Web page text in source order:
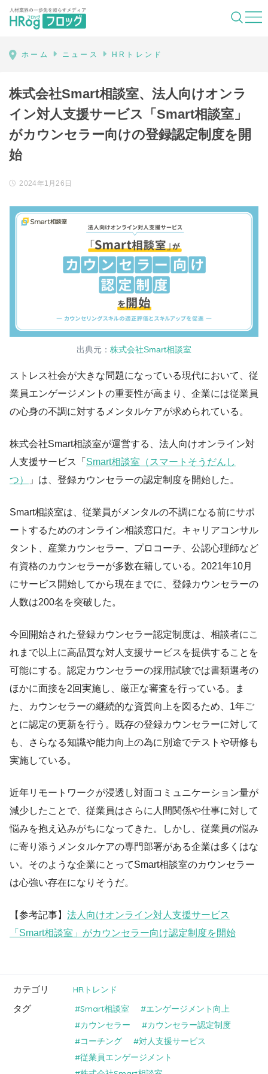
HRog | 人材業界の一歩先を照らすメディ
ホーム ニュース HRトレンド
株式会社Smart相談室、法人向けオンラ
イン対人支援サービス「Smart相談室」
がカウンセラー向けの登録認定制度を開
始
2024年1月26日
出典元： 株式会社Smart相談室
ストレス社会が大きな問題になっている現代において、従
業員エンゲージメントの重要性が高まり、企業には従業員
の心身の不調に対するメンタルケアが求められている。
株式会社Smart相談室が運営する、法人向けオンライン対
人支援サービス「 Smart相談室（スマートそうだんし
つ）
」は、登録カウンセラーの認定制度を開始した。
Smart相談室は、従業員がメンタルの不調になる前にサポ
ートするためのオンライン相談窓口だ。キャリアコンサル
タント、産業カウンセラー、プロコーチ、公認心理師など
有資格のカウンセラーが多数在籍している。2021年10月
にサービス開始してから現在までに、登録カウンセラーの
人数は200名を突破した。
今回開始された登録カウンセラー認定制度は、相談者にこ
れまで以上に高品質な対人支援サービスを提供することを
可能にする。認定カウンセラーの採用試験では書類選考の
ほかに面接を2回実施し、厳正な審査を行っている。ま
た、カウンセラーの継続的な資質向上を図るため、1年ご
とに認定の更新を行う。既存の登録カウンセラーに対して
も、さらなる知識や能力向上の為に別途でテストや研修も
実施している。
近年リモートワークが浸透し対面コミュニケーション量が
減少したことで、従業員はさらに人間関係や仕事に対して
悩みを抱え込みがちになってきた。しかし、従業員の悩み
に寄り添うメンタルケアの専門部署がある企業は多くはな
い。そのような企業にとってSmart相談室のカウンセラー
は心強い存在になりそうだ。
【参考記事】 法人向けオンライン対人支援サービス
「Smart相談室」がカウンセラー向け認定制度を開始
カテゴリ HRトレンド
タグ Smart相談室
エンゲージメント向上
カウンセラー
カウンセラー認定制度
コーチング
対人支援サービス
従業員エンゲージメント